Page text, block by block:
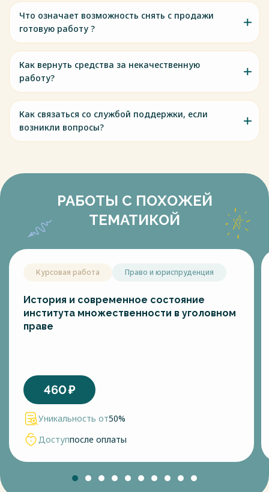
Что означает возможность снять с продажи
готовую работу ?
Как вернуть средства за некачественную
работу?
Как связаться со службой поддержки, если
возникли вопросы?
РАБОТЫ С ПОХОЖЕЙ
ТЕМАТИКОЙ
Курсовая работа Право и юриспруденция
История и современное состояние
института множественности в уголовном
праве
460₽
Уникальность от50%
Доступпосле оплаты